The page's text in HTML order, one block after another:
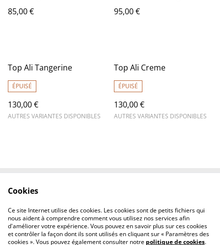
85,00 €
95,00 €
Top Ali Tangerine
ÉPUISÉ
130,00 €
AUTRES VARIANTES DISPONIBLES
Top Ali Creme
ÉPUISÉ
130,00 €
AUTRES VARIANTES DISPONIBLES
Politique de
confidentialité
Politique de cookies
Cookies
Ce site Internet utilise des cookies. Les cookies sont de petits fichiers qui
nous aident à comprendre comment vous utilisez nos services afin
d'améliorer votre expérience. Vous pouvez en savoir plus sur ces cookies
et contrôler la façon dont ils sont utilisés en cliquant sur « Paramètres des
cookies ». Vous pouvez également consulter notre politique de cookies.